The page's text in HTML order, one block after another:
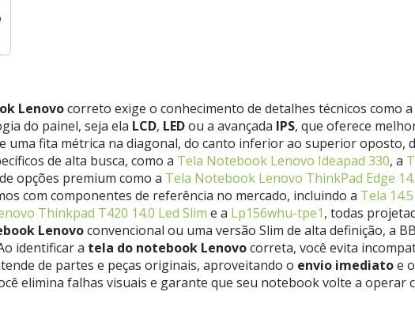
Lenovocorreto exige o conhecimento de detalhes técnicos como
do painel, seja ela LCD, LEDou a avançada IPS, que oferece
uma fita métrica na diagonal, do canto inferior ao superior oposto,
de alta busca, como a Tela Notebook Lenovo Ideapad 330, a
opções premium como a Tela Notebook Lenovo ThinkPad Edge
com componentes de referência no mercado, incluindo a Tela
Thinkpad T420 14.0 Led Slim e a Lp156whu-tpe1, todas
Lenovoconvencional ou uma versão Slim de alta definição, a
identificar a tela do notebook Lenovocorreta, você evita
de partes e peças originais, aproveitando o envio imediatoe o
elimina falhas visuais e garante que seu notebook volte a operar